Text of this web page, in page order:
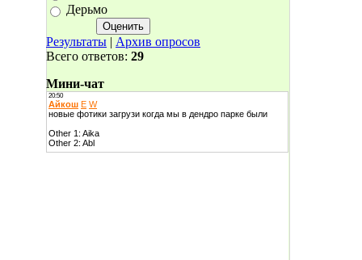
Дерьмо
Результаты | Архив опросов
Всего ответов: 29
Мини-чат